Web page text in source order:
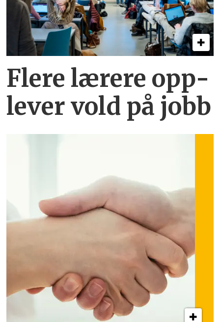
Flere lærere opp­
lever vold på jobb